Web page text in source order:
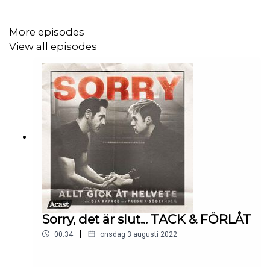
More episodes
View all episodes
Sorry, det är slut... TACK & FÖRLÅT
00:34 | onsdag 3 augusti 2022